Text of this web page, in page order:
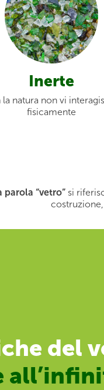
Inerte
natura non vi
fisicamente
“vetro”si
del